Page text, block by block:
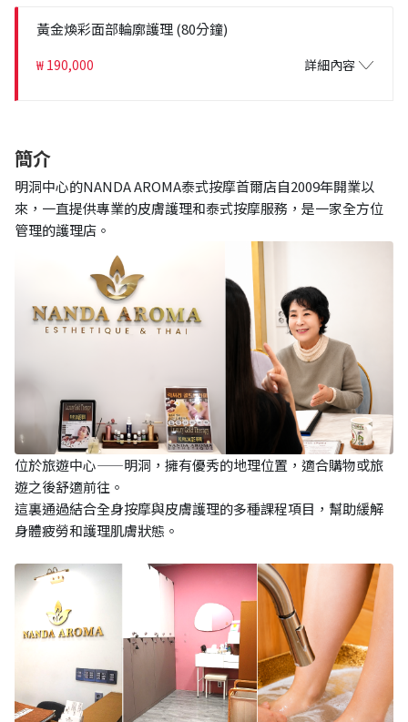
黃金煥彩面部輪廓護理 (80分鐘)
₩ 190,000 詳細內容
簡介
明洞中心的NANDA AROMA泰式按摩首爾店自2009年開業以
來，一直提供專業的皮膚護理和泰式按摩服務，是一家全方位
管理的護理店。
位於旅遊中心——明洞，擁有優秀的地理位置，適合購物或旅
遊之後舒適前往。
這裏通過結合全身按摩與皮膚護理的多種課程項目，幫助緩解
身體疲勞和護理肌膚狀態。